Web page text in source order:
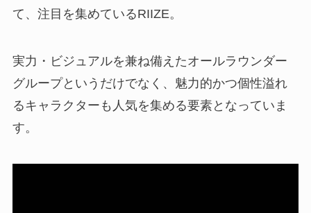
て、注目を集めているRIIZE。
実力・ビジュアルを兼ね備えたオールラウンダー
グループというだけでなく、魅力的かつ個性溢れ
るキャラクターも人気を集める要素となっていま
す。